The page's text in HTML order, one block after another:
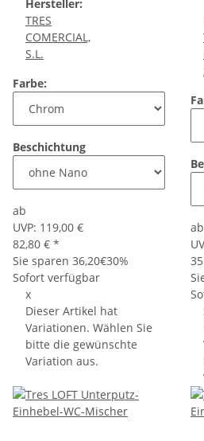
Hersteller:
TRES
COMERCIAL,
S.L.
Farbe:
Beschichtung
ab
UVP: 119,00 €
82,80 € *
Sie sparen 36,20€30%
Sofort verfügbar
x
Dieser Artikel hat
Variationen. Wählen Sie
bitte die gewünschte
Variation aus.
ab